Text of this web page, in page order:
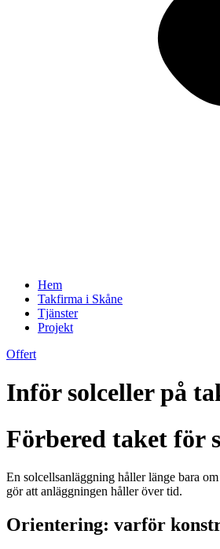
Hem
Takfirma i Skåne
Tjänster
Projekt
Offert
Inför solceller på
Förbered taket för
En solcellsanläggning håller länge bara
gör att anläggningen håller över tid.
Orientering: varför